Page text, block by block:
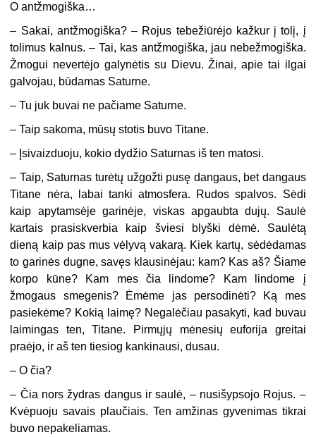
O antžmogiška…
– Sakai, antžmogiška? – Rojus tebežiūrėjo kažkur į tolį, į
tolimus kalnus. – Tai, kas antžmogiška, jau nebežmogiška.
Žmogui nevertėjo galynėtis su Dievu. Žinai, apie tai ilgai
galvojau, būdamas Saturne.
– Tu juk buvai ne pačiame Saturne.
– Taip sakoma, mūsų stotis buvo Titane.
– Įsivaizduoju, kokio dydžio Saturnas iš ten matosi.
– Taip, Saturnas turėtų užgožti pusę dangaus, bet dangaus
Titane nėra, labai tanki atmosfera. Rudos spalvos. Sėdi
kaip apytamsėje garinėje, viskas apgaubta dujų. Saulė
kartais prasiskverbia kaip šviesi blyški dėmė. Saulėtą
dieną kaip pas mus vėlyvą vakarą. Kiek kartų, sėdėdamas
to garinės dugne, savęs klausinėjau: kam? Kas aš? Šiame
korpo kūne? Kam mes čia lindome? Kam lindome į
žmogaus smegenis? Ėmėme jas persodinėti? Ką mes
pasiekėme? Kokią laimę? Negalėčiau pasakyti, kad buvau
laimingas ten, Titane. Pirmųjų mėnesių euforija greitai
praėjo, ir aš ten tiesiog kankinausi, dusau.
– O čia?
– Čia nors žydras dangus ir saulė, – nusišypsojo Rojus. –
Kvėpuoju savais plaučiais. Ten amžinas gyvenimas tikrai
buvo nepakeliamas.